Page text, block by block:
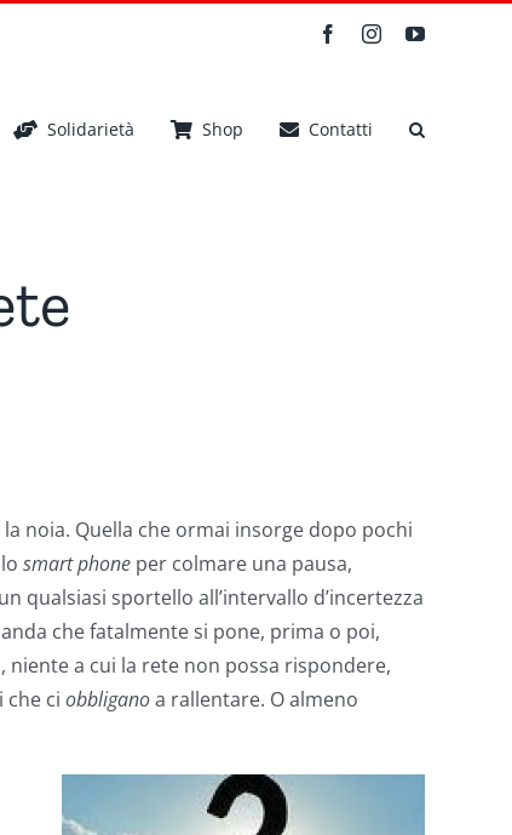
FacebookInstagramYouTube
Solidarietà Shop Contatti
noia. Quella che ormai insorge dopo pochi
smart phone per colmare una pausa,
qualsiasi sportello all’intervallo d’incertezza
che fatalmente si pone, prima o poi,
niente a cui la rete non possa rispondere,
che ci obbliganoa rallentare. O almeno